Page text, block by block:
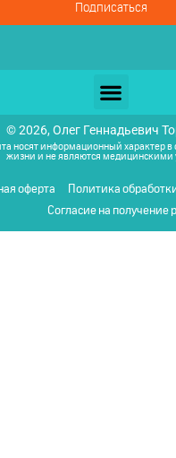
Подписаться
© 2026, Олег Геннадьевич
носят информационный характер в
жизни и не являются медицинскими
оферта
Политика
Согласие на получение